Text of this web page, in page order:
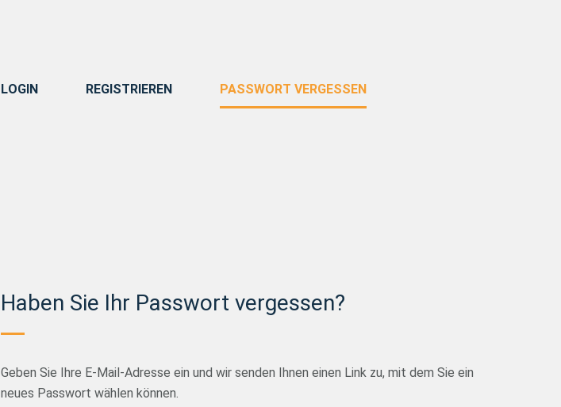
LOGIN REGISTRIEREN PASSWORT VERGESSEN
Haben Sie Ihr Passwort vergessen?
Geben Sie Ihre E-Mail-Adresse ein und wir senden Ihnen einen Link zu, mit dem Sie ein
neues Passwort wählen können.